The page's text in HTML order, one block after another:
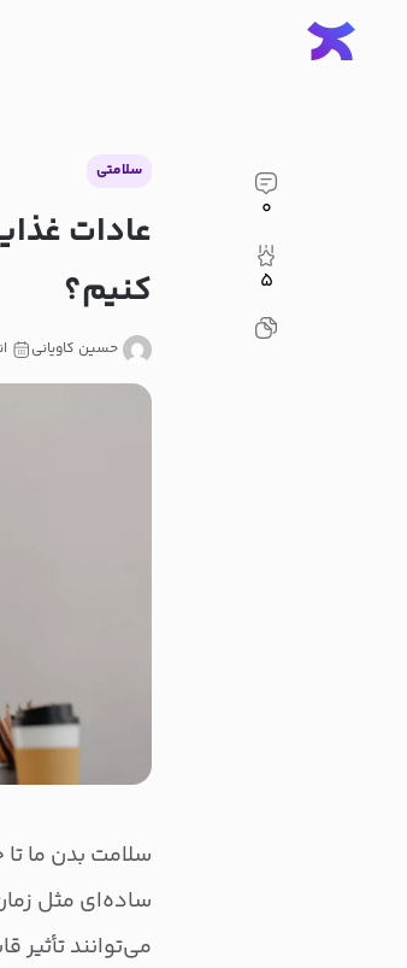
۰
۵
سلامتی
عادات
کنیم؟
حسین کاویانی
سلامت بدن ما
ساده‌ای مثل
می‌توانند